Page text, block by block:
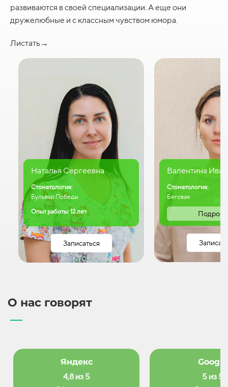
развиваются в своей специализации. А еще они
дружелюбные и с классным чувством юмора.
Листать→
Наталья Сергеевна
Стоматология:
Бульвар Победы
Опыт работы: 12 лет
Записаться
Валентина
Стоматология:
Беговая
О нас говорят
Яндекс
4,8 из 5
Google
5 из 5